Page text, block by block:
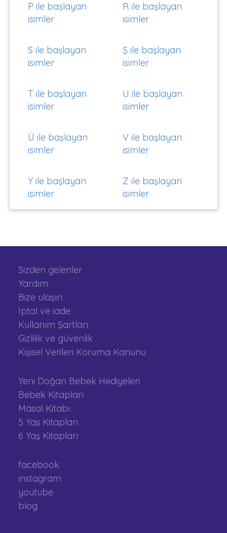
P ile başlayan
isimler
R ile başlayan
isimler
S ile başlayan
isimler
Ş ile başlayan
isimler
T ile başlayan
isimler
U ile başlayan
isimler
Ü ile başlayan
isimler
V ile başlayan
isimler
Y ile başlayan
isimler
Z ile başlayan
isimler
Sizden gelenler
Yardım
Bize ulaşın
İptal ve iade
Kullanım Şartları
Gizlilik ve güvenlik
Kişisel Verileri Koruma Kanunu
Yeni Doğan Bebek Hediyeleri
Bebek Kitapları
Masal Kitabı
5 Yaş Kitapları
6 Yaş Kitapları
facebook
instagram
youtube
blog